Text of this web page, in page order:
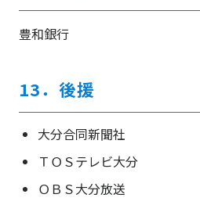
豊和銀行
13．後援
大分合同新聞社
ＴＯＳテレビ大分
ＯＢＳ大分放送